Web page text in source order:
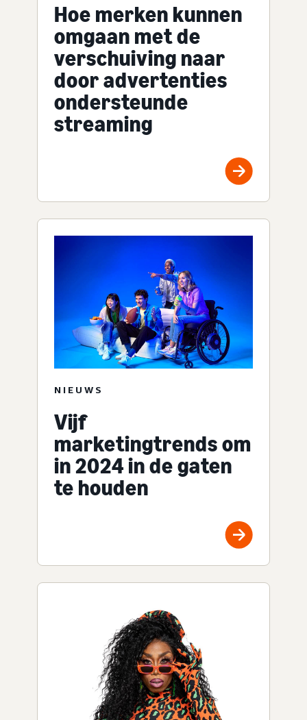
Hoe merken kunnen
omgaan met de
verschuiving naar
door advertenties
ondersteunde
streaming
NIEUWS
Vijf
marketingtrends om
in 2024 in de gaten
te houden